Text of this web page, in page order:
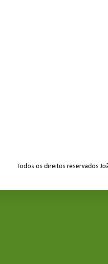
Todos os direitos reservados